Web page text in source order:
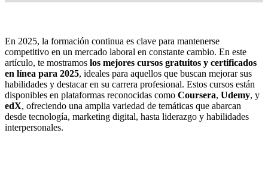
En 2025, la formación continua es clave para mantenerse
competitivo en un mercado laboral en constante cambio. En este
artículo, te mostramos los mejores cursos gratuitos y certificados
en línea para 2025, ideales para aquellos que buscan mejorar sus
habilidades y destacar en su carrera profesional. Estos cursos están
disponibles en plataformas reconocidas como Coursera, Udemy, y
edX, ofreciendo una amplia variedad de temáticas que abarcan
desde tecnología, marketing digital, hasta liderazgo y habilidades
interpersonales.